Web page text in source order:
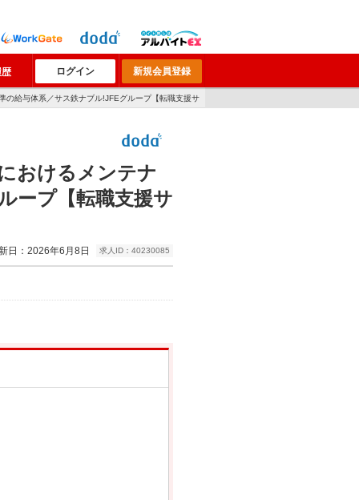
歴 ログイン 新規会員登録
給与体系／サス鉄ナブル!JFEグループ【転職支援サ
おけるメンテナ
ープ【転職支援サ
日：2026年6月8日 求人ID：40230085